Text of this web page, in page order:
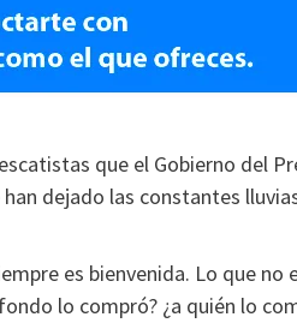
que el Gobierno del
dejado las constantes
es bienvenida. Lo que no
lo compró? ¿a quién lo